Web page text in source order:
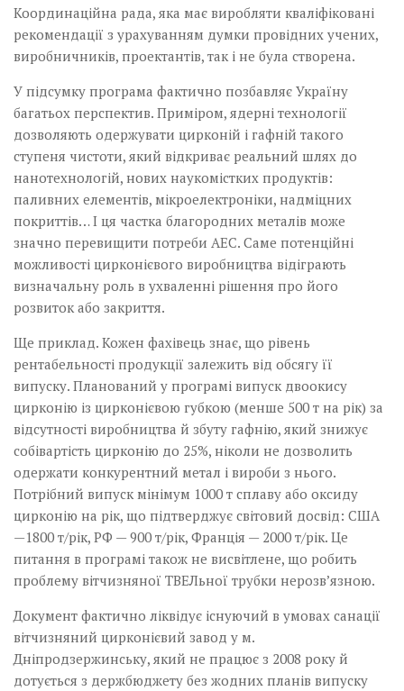
Координаційна рада, яка має виробляти кваліфіковані
рекомендації з урахуванням думки провідних учених,
виробничників, проектантів, так і не була створена.
У підсумку програма фактично позбавляє Україну
багатьох перспектив. Приміром, ядерні технології
дозволяють одержувати цирконій і гафній такого
ступеня чистоти, який відкриває реальний шлях до
нанотехнологій, нових наукомістких продуктів:
паливних елементів, мікроелектроніки, надміцних
покриттів… І ця частка благородних металів може
значно перевищити потреби АЕС. Саме потенційні
можливості цирконієвого виробництва відіграють
визначальну роль в ухваленні рішення про його
розвиток або закриття.
Ще приклад. Кожен фахівець знає, що рівень
рентабельності продукції залежить від обсягу її
випуску. Планований у програмі випуск двоокису
цирконію із цирконієвою губкою (менше 500 т на рік) за
відсутності виробництва й збуту гафнію, який знижує
собівартість цирконію до 25%, ніколи не дозволить
одержати конкурентний метал і вироби з нього.
Потрібний випуск мінімум 1000 т сплаву або оксиду
цирконію на рік, що підтверджує світовий досвід: США
—1800 т/рік, РФ — 900 т/рік, Франція — 2000 т/рік. Це
питання в програмі також не висвітлене, що робить
проблему вітчизняної ТВЕЛьної трубки нерозв’язною.
Документ фактично ліквідує існуючий в умовах санації
вітчизняний цирконієвий завод у м.
Дніпродзержинську, який не працює з 2008 року й
дотується з держбюджету без жодних планів випуску